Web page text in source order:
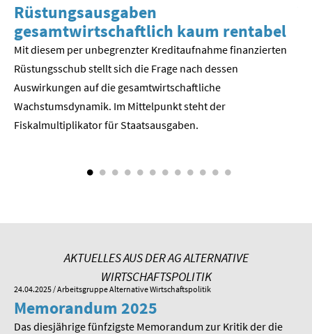
SOMMERSCHULE 2014
SOMMERSCHULE 2013
SOMMERSCHULE 2012
SOMMERSCHULE 2011
SOMMERSCHULE 2007
Über uns
Kontakt
Rüstungsausgaben
gesamtwirtschaftlich kaum rentabel
Mit diesem per unbegrenzter Kreditaufnahme finanzierten
Rüstungsschub stellt sich die Frage nach dessen
Auswirkungen auf die gesamtwirtschaftli­che
Wachstumsdynamik. Im Mittelpunkt steht der
Fiskalmultiplikator für Staatsausgaben.
AKTUELLES AUS DER AG ALTERNATIVE
WIRTSCHAFTSPOLITIK
24.04.2025 / Arbeitsgruppe Alternative Wirtschaftspolitik
Memorandum 2025
Das diesjährige fünfzigste Memorandum zur Kritik der die